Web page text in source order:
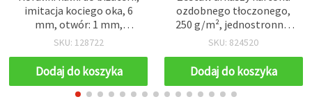
imitacja kociego oka, 6
mm, otwór: 1 mm,
czerwone w paski, 50 szt.
SKU: 128722
Dodaj do koszyka
ozdobnego tłoczonego,
250 g/m², jednostronne,
A4 (21 x 29,7 cm),
paleta różowo-czerwona,
mix 6 kolorów, 6 szt.
SKU: 824520
Dodaj do koszyka